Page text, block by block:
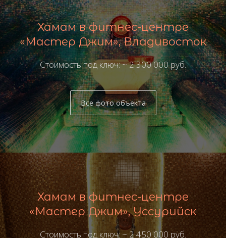
Хамам в фитнес-центре
«Мастер Джим», Владивосток
Стоимость под ключ: ~ 2 300 000 руб.
Все фото объекта
Хамам в фитнес-центре
«Мастер Джим», Уссурийск
Стоимость под ключ: ~ 2 450 000 руб.